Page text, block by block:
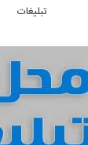
تبلیغات